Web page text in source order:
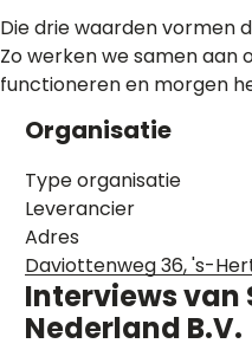
Die drie waarden vormen
Zo werken we samen aan
functioneren en morgen
Organisatie
Type organisatie
Leverancier
Adres
Daviottenweg 36, 's-
Interviews van
Nederland B.V.